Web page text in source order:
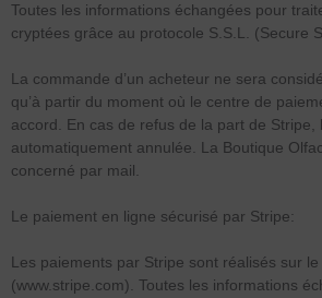
Toutes les informations échangées pour
cryptées grâce au protocole S.S.L. (Secure
La commande d’un acheteur ne sera
qu’à partir du moment où le centre de
accord. En cas de refus de la part de Stripe,
automatiquement annulée. La Boutique
concerné par mail.
Le paiement en ligne sécurisé par Stripe:
Les paiements par Stripe sont réalisés sur
(www.stripe.com). Toutes les informations